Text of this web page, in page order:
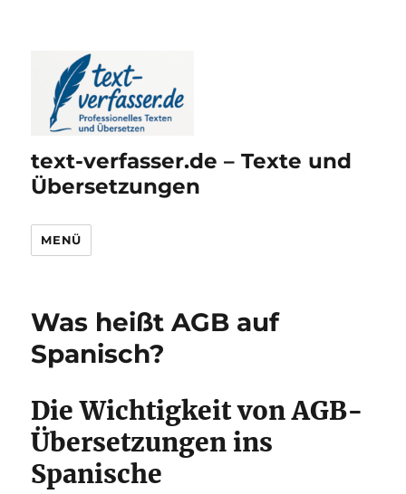
text-verfasser.de – Texte und
Übersetzungen
MENÜ
Was heißt AGB auf
Spanisch?
Die Wichtigkeit von AGB-
Übersetzungen ins
Spanische